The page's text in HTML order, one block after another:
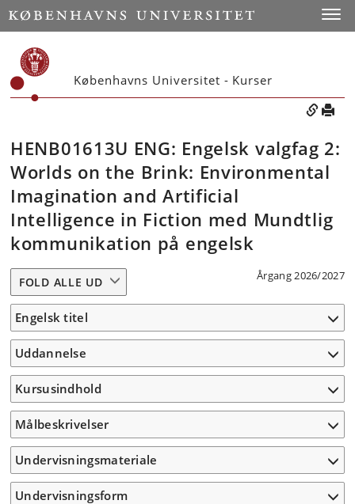
Københavns Universitet - Kurser
HENB01613U ENG: Engelsk valgfag 2:
Worlds on the Brink: Environmental
Imagination and Artificial
Intelligence in Fiction med Mundtlig
kommunikation på engelsk
Årgang 2026/2027
FOLD ALLE UD
Engelsk titel
Uddannelse
Kursusindhold
Målbeskrivelser
Undervisningsmateriale
Undervisningsform